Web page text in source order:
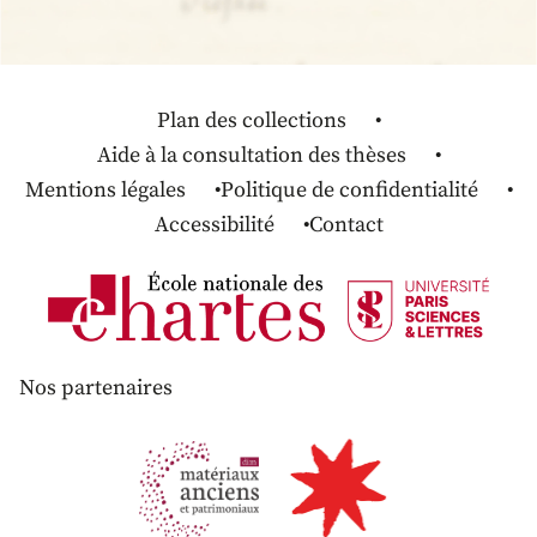
Plan des collections
Aide à la consultation des thèses
Mentions légales
Politique de confidentialité
Accessibilité
Contact
Nos partenaires